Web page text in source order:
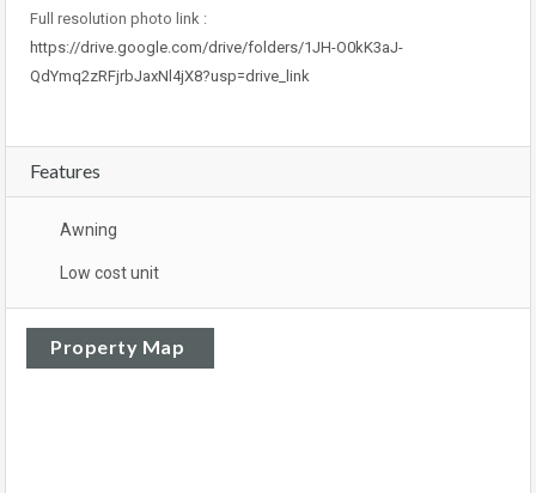
Full resolution photo link :
https://drive.google.com/drive/folders/1JH-O0kK3aJ-
QdYmq2zRFjrbJaxNl4jX8?usp=drive_link
Features
Awning
Low cost unit
Property Map